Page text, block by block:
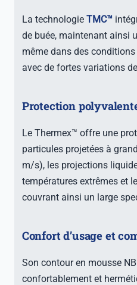
La technologie TMC™
de buée, maintenant ainsi
même dans des conditions
avec de fortes variations
Protection
Le Thermex™ offre une
particules projetées à
m/s), les projections
températures extrêmes et
couvrant ainsi un large
Confort d’usage et
Son contour en mousse
confortablement et